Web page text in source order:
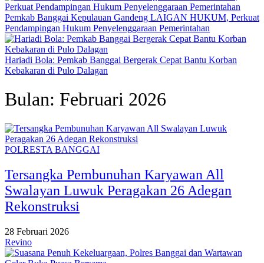
Pemkab Banggai Kepulauan Gandeng LAIGAN HUKUM, Perkuat
Pendampingan Hukum Penyelenggaraan Pemerintahan
Hariadi Bola: Pemkab Banggai Bergerak Cepat Bantu Korban
Kebakaran di Pulo Dalagan
Bulan: Februari 2026
POLRESTA BANGGAI
Tersangka Pembunuhan Karyawan All
Swalayan Luwuk Peragakan 26 Adegan
Rekonstruksi
28 Februari 2026
Revino